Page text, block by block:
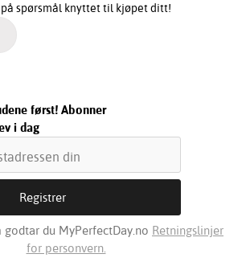
spørsmål knyttet til kjøpet ditt!
først! Abonner
i dag
du MyPerfectDay.no Retningslinjer
for personvern.